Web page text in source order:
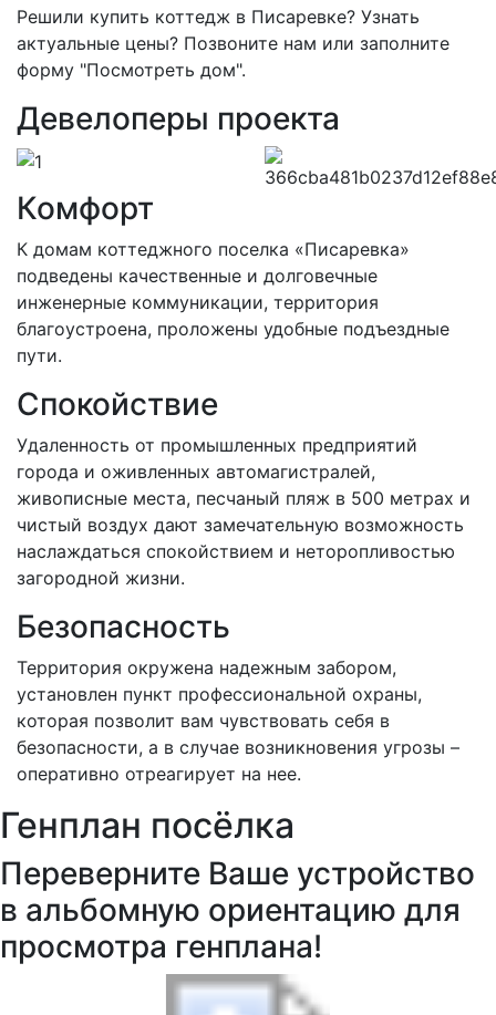
Решили купить коттедж в Писаревке? Узнать
актуальные цены? Позвоните нам или заполните
форму "Посмотреть дом".
Девелоперы проекта
Комфорт
К домам коттеджного поселка «Писаревка»
подведены качественные и долговечные
инженерные коммуникации, территория
благоустроена, проложены удобные подъездные
пути.
Спокойствие
Удаленность от промышленных предприятий
города и оживленных автомагистралей,
живописные места, песчаный пляж в 500 метрах и
чистый воздух дают замечательную возможность
наслаждаться спокойствием и неторопливостью
загородной жизни.
Безопасность
Территория окружена надежным забором,
установлен пункт профессиональной охраны,
которая позволит вам чувствовать себя в
безопасности, а в случае возникновения угрозы –
оперативно отреагирует на нее.
Генплан посёлка
Переверните Ваше устройство
в альбомную ориентацию для
просмотра генплана!